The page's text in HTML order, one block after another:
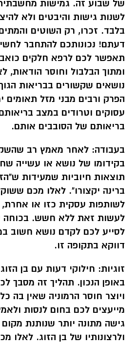
של שבוע זה. גמישות
לשנות גישות והיבטים ולא
בלבד. זכרו, רק השוטים
דעתם! נכונותכם להתחבר
תאפשר לכם לרפא חלקים
ומתוך הבלבול וחוסר
נושאים שקשורים בבריאות
הפרק ורבים מבני מזל
עסוקים וטרודים במצב
בריאותם של הסובבים אותם.
בעבודה: לאחר מאמץ רב
בקידומו של נושא או עשייה
תוצאות חיוביות שמעידות
ברינה יקצורו". לאלו מכם
לשותפות עסקית כזו או אחרת,
לעשות זאת ללא חשש. בכוחה
לסייע לכם לקדם נושא חשוב
דווקא בתקופה זו.
זוגיות: חילוקי דעות עם בן הזוג
באופן הנכון. תהליך זה מסבך
ויוצר חוסר הרמוניה שאין בה
מייעצים לכם בחום לנסות
גישה מתונה יותר שנותנת מקום
ולרצונותיו של בן הזוג. לאלו